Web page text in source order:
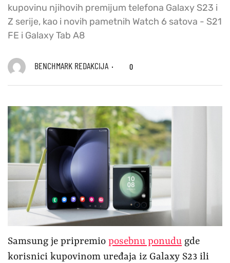
kupovinu njihovih premijum telefona Galaxy S23 i
Z serije, kao i novih pametnih Watch 6 satova - S21
FE i Galaxy Tab A8
BENCHMARK REDAKCIJA 0
Samsung je pripremio posebnu ponudu gde
korisnici kupovinom uređaja iz Galaxy S23 ili